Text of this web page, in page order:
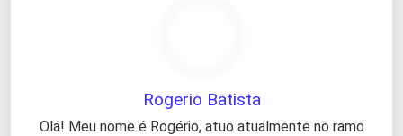
Rogerio Batista
Olá! Meu nome é Rogério, atuo atualmente no ramo